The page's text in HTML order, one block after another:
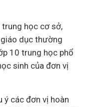
học cơ sở,
dục thường
10 trung học phổ
sinh của đơn vị
ý các đơn vị hoàn